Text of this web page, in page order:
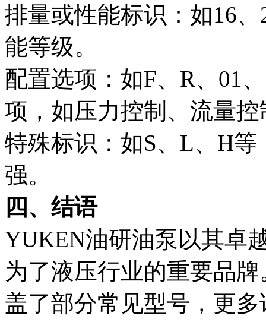
排量或性能标识：如16
能等级。
配置选项：如F、R、01
项，如压力控制、流量控
特殊标识：如S、L、H
强。
四、结语
YUKEN油研油泵以其卓
为了液压行业的重要品
盖了部分常见型号，更